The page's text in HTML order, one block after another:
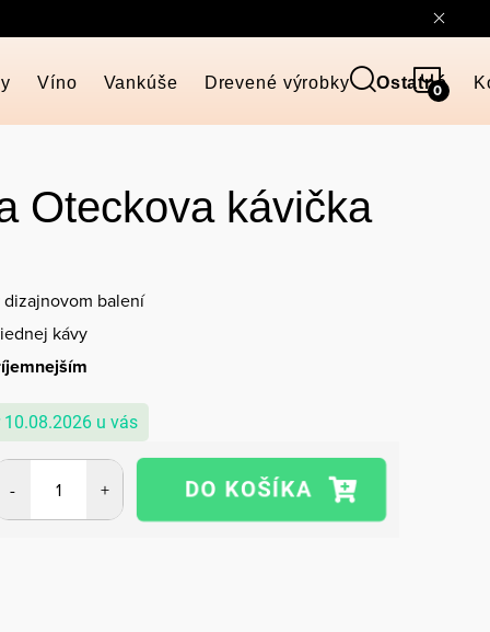
Víno Vankúše Drevené výrobky Ostatné
Oteckova kávička
dizajnovom balení
kávy
10.08.2026